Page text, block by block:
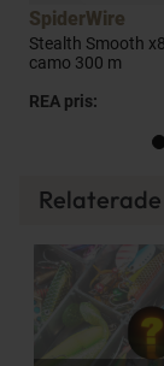
SpiderWire
Stealth Smooth
camo 300 m
REA pris: